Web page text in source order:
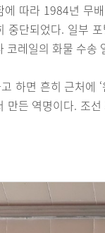
에 따라 1984년 무
중단되었다. 일부
코레일의 화물 수송
하면 흔히 근처에
만든 역명이다. 조